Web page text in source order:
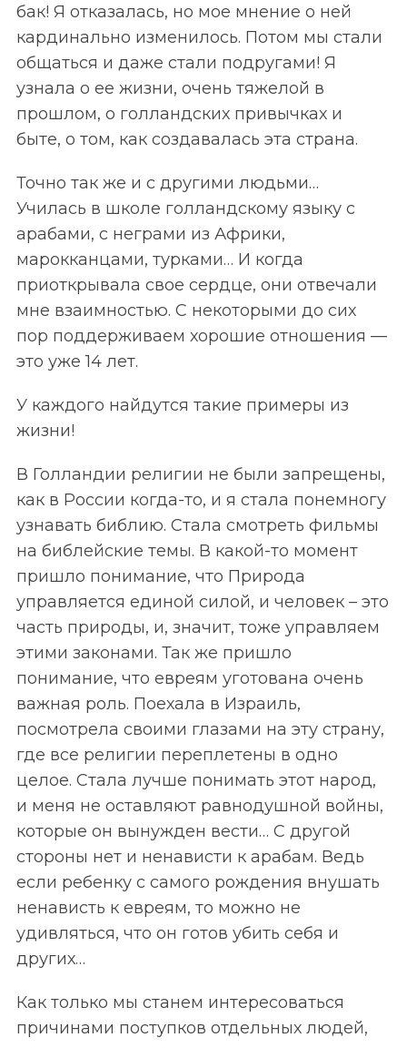
бак! Я отказалась, но мое мнение о ней
кардинально изменилось. Потом мы стали
общаться и даже стали подругами! Я
узнала о ее жизни, очень тяжелой в
прошлом, о голландских привычках и
быте, о том, как создавалась эта страна.
Точно так же и с другими людьми…
Училась в школе голландскому языку с
арабами, с неграми из Африки,
марокканцами, турками… И когда
приоткрывала свое сердце, они отвечали
мне взаимностью. С некоторыми до сих
пор поддерживаем хорошие отношения —
это уже 14 лет.
У каждого найдутся такие примеры из
жизни!
В Голландии религии не были запрещены,
как в России когда-то, и я стала понемногу
узнавать библию. Стала смотреть фильмы
на библейские темы. В какой-то момент
пришло понимание, что Природа
управляется единой силой, и человек – это
часть природы, и, значит, тоже управляем
этими законами. Так же пришло
понимание, что евреям уготована очень
важная роль. Поехала в Израиль,
посмотрела своими глазами на эту страну,
где все религии переплетены в одно
целое. Стала лучше понимать этот народ,
и меня не оставляют равнодушной войны,
которые он вынужден вести… С другой
стороны нет и ненависти к арабам. Ведь
если ребенку с самого рождения внушать
ненависть к евреям, то можно не
удивляться, что он готов убить себя и
других…
Как только мы станем интересоваться
причинами поступков отдельных людей,